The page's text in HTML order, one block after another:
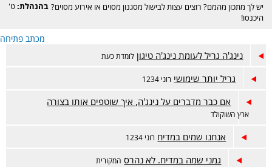
בהנהלת:ט'
יש לך מתכון מהמם? רוצים עצות לבישול מסגנון מסוים או אירוע מסוים?
היכנסו!
מכתב פתיחה
נינג'ה גריל לעומת נינג'ה טיגון לומדת כעת
גריל יותר שימושי רוני 1234
אם כבר מדברים על נינג'ה, איך שוטפים אותו בצורה
ארץ השוקולד
אנחנו שמים במדיח רוני 1234
גמני שמה במדיח. לא נהרס המקורית